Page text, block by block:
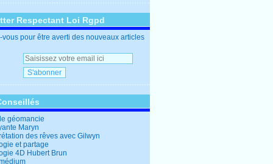
Respectant Loi Rgpd
vous pour être averti des nouveaux articles
géomancie
Maryn
des rêves avec Gilwyn
et partage
4D Hubert Brun